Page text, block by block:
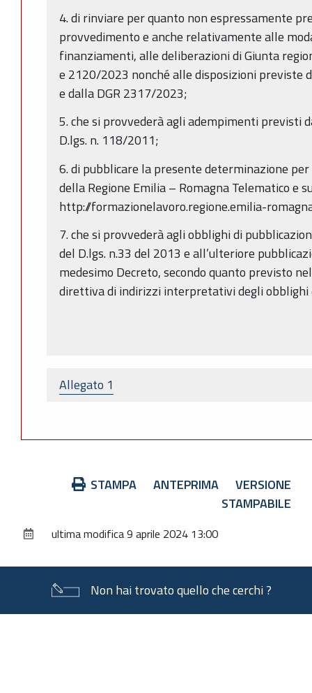
4. di rinviare per quanto non espressamente
provvedimento e anche relativamente alle
finanziamenti, alle deliberazioni di Giunta
e 2120/2023 nonché alle disposizioni previste
e dalla DGR 2317/2023;
5. che si provvederà agli adempimenti previsti
D.lgs. n. 118/2011;
6. di pubblicare la presente determinazione
della Regione Emilia – Romagna Telematico e
http://formazionelavoro.regione.emilia-
7. che si provvederà agli obblighi di
del D.lgs. n.33 del 2013 e all’ulteriore
medesimo Decreto, secondo quanto previsto
direttiva di indirizzi interpretativi degli obblighi
Allegato 1
STAMPA ANTEPRIMA
VERSIONE
STAMPABILE
ultima modifica9 aprile 2024 13:00
Non hai trovato quello che cerchi ?